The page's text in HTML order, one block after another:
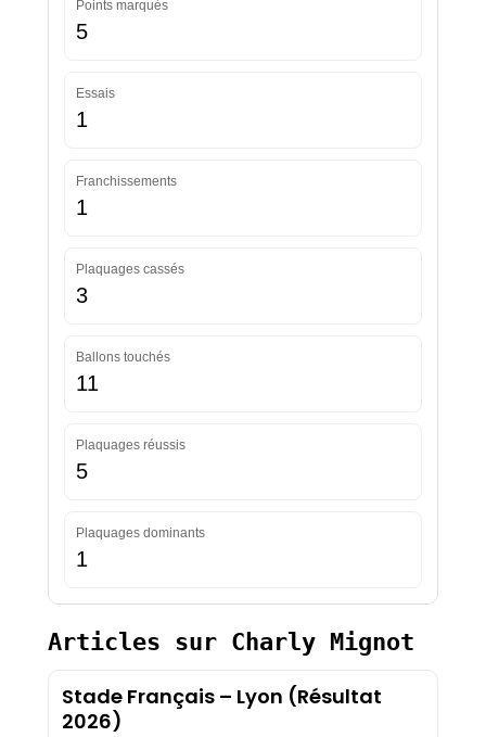
Points marqués
5
Essais
1
Franchissements
1
Plaquages cassés
3
Ballons touchés
11
Plaquages réussis
5
Plaquages dominants
1
Articles sur Charly Mignot
Stade Français – Lyon (Résultat
2026)